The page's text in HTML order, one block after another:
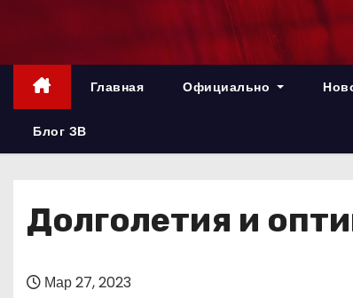
р
Главная Официально
Блог ЗВ
Долголетия и
Мар 27, 2023